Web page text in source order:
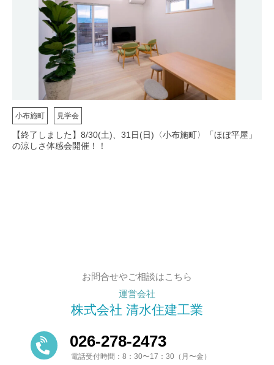
小布施町 見学会
【終了しました】8/30(土)、31日(日)〈小布施町〉「ほぼ平屋」
の涼しさ体感会開催！！
お問合せやご相談はこちら
運営会社
株式会社 清水住建工業
026-278-2473
電話受付時間：8：30〜17：30（月〜金）